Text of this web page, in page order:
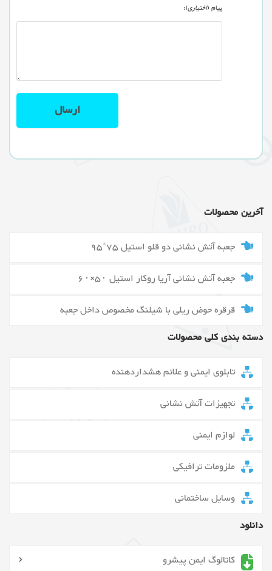
پیام (اختیاری):
آخرین محصولات
جعبه آتش نشانی دو قلو استیل 75*95
جعبه آتش نشانی آریا روکار استیل ۵۰×۶۰
قرقره حوض ریلی با شیلنگ مخصوص داخل جعبه
دسته بندی کلی محصولات
تابلوی ایمنی و علائم هشداردهنده
تجهیزات آتش نشانی
لوازم ایمنی
ملزومات ترافیکی
وسایل ساختمانی
دانلود
کاتالوگ ایمن پیشرو